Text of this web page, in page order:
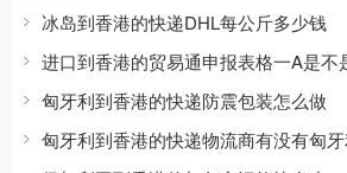
冰岛到香港的快递DHL每公斤多少钱
进口到香港的贸易通申报表格一A是不
匈牙利到香港的快递防震包装怎么做
匈牙利到香港的快递物流商有没有匈